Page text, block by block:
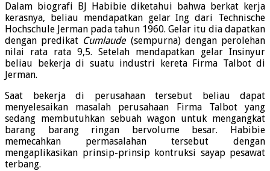
Dalam biografi BJ Habibie diketahui bahwa berkat kerja
kerasnya, beliau mendapatkan gelar Ing dari Technische
Hochschule Jerman pada tahun 1960. Gelar itu dia dapatkan
dengan predikat Cumlaude(sempurna) dengan perolehan
nilai rata rata 9,5. Setelah mendapatkan gelar Insinyur
beliau bekerja di suatu industri kereta Firma Talbot di
Jerman.
Saat bekerja di perusahaan tersebut beliau dapat
menyelesaikan masalah perusahaan Firma Talbot yang
sedang membutuhkan sebuah wagon untuk mengangkat
barang barang ringan bervolume besar. Habibie
memecahkan permasalahan tersebut dengan
mengaplikasikan prinsip-prinsip kontruksi sayap pesawat
terbang.